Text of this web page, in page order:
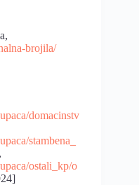
brojila/
domacinstv
stambena_
ostali_kp/o